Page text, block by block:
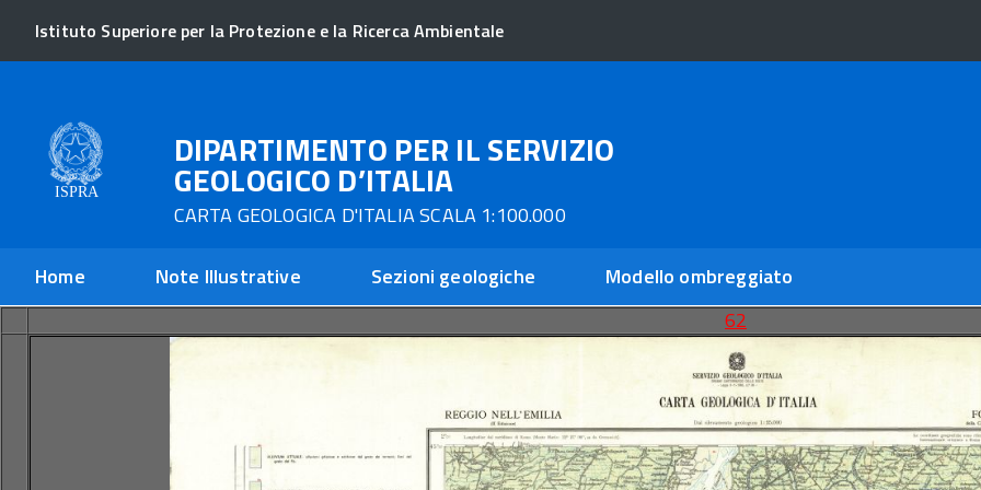
Istituto Superiore per la Protezione e la Ricerca Ambientale
DIPARTIMENTO PER IL SERVIZIO
GEOLOGICO D’ITALIA
CARTA GEOLOGICA D'ITALIA SCALA 1:100.000
Home Note Illustrative Sezioni geologiche
Modello ombreggiato
62